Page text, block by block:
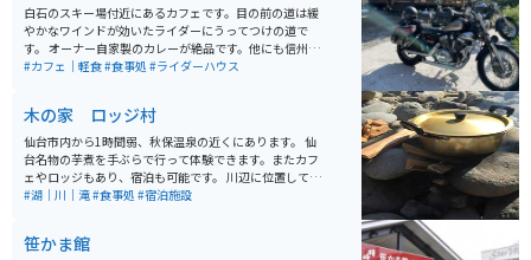
白石のスキー場付近にあるカフェです。目の前の道は緩
やかなワインドが効いたライダーにうってつけの道で
す。 オーナー自家製のカレーが絶品です。他にも信州産
のお蕎麦や、各酒類の取り扱いもあります。もともと仙
#カフェ｜軽食#食事処 #ライダーハウス
木の家 ロッジ村
仙台市内から1時間弱、秋保温泉の近くにあります。 仙
台名物の芋煮を手ぶらで行って体験できます。またカフ
ェやロッジもあり、宿泊も可能です。 川辺に位置してお
り夏場は川遊びも楽しめます。 入場料だけ払ってテント
#湖｜川｜滝#食事処 #宿泊施設
笹かま館